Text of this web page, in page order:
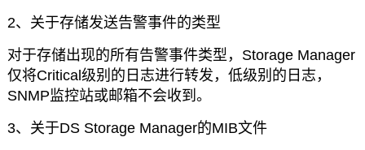
2、关于存储发送告警事件的类型
对于存储出现的所有告警事件类型，Storage Manager
仅将Critical级别的日志进行转发，低级别的日志，
SNMP监控站或邮箱不会收到。
3、关于DS Storage Manager的MIB文件